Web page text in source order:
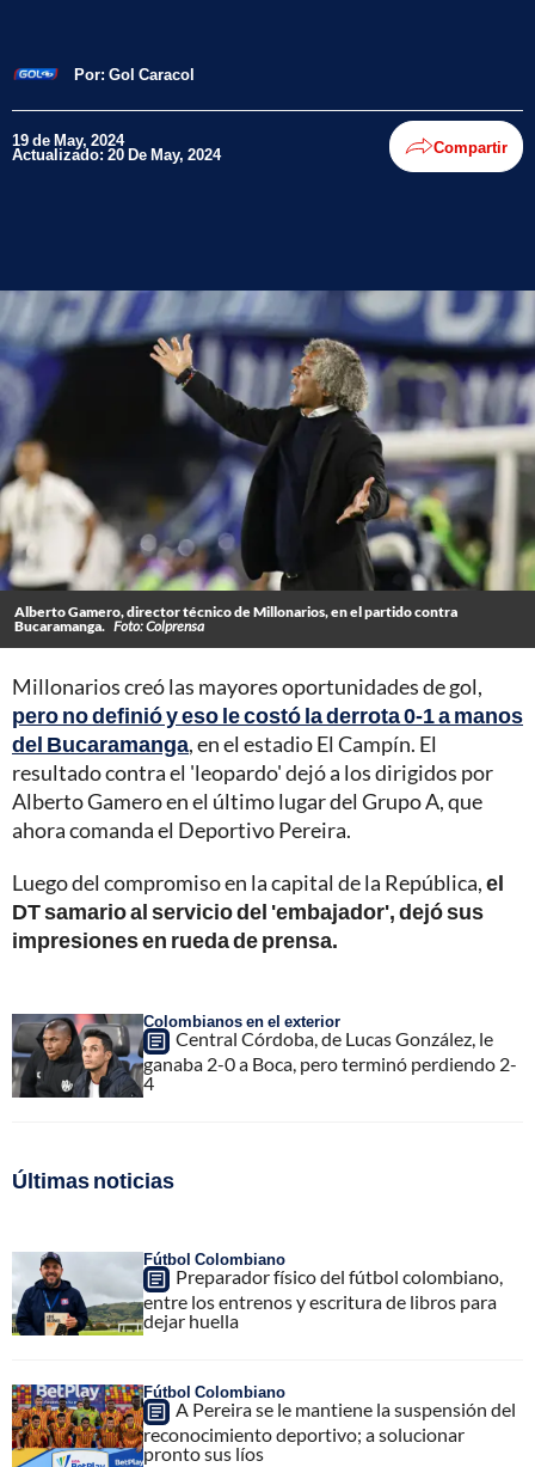
Por: Gol Caracol
19 de May, 2024
Actualizado: 20 De May, 2024 Compartir
Alberto Gamero, director técnico de Millonarios, en el partido contra
Bucaramanga. Foto: Colprensa
Millonarios creó las mayores oportunidades de gol,
pero no definió y eso le costó la derrota 0-1 a manos
del Bucaramanga, en el estadio El Campín. El
resultado contra el 'leopardo' dejó a los dirigidos por
Alberto Gamero en el último lugar del Grupo A, que
ahora comanda el Deportivo Pereira.
Luego del compromiso en la capital de la República,el
DT samario al servicio del 'embajador', dejó sus
impresiones en rueda de prensa.
Colombianos en el exterior
Central Córdoba, de Lucas González, le
ganaba 2-0 a Boca, pero terminó perdiendo 2-
4
Últimas noticias
Fútbol Colombiano
Preparador físico del fútbol colombiano,
entre los entrenos y escritura de libros para
dejar huella
Fútbol Colombiano
A Pereira se le mantiene la suspensión del
reconocimiento deportivo; a solucionar
pronto sus líos